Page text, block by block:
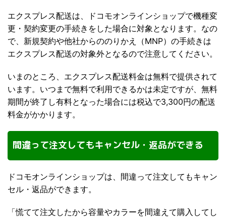
エクスプレス配送は、ドコモオンラインショップで機種変
更・契約変更の手続きをした場合に対象となります。なの
で、新規契約や他社からののりかえ（MNP）の手続きは
エクスプレス配送の対象外となるので注意してください。
いまのところ、エクスプレス配送料金は無料で提供されて
います。いつまで無料で利用できるかは未定ですが、無料
期間が終了し有料となった場合には税込で3,300円の配送
料金がかかります。
間違って注文してもキャンセル・返品ができる
ドコモオンラインショップは、間違って注文してもキャン
セル・返品ができます。
「慌てて注文したから容量やカラーを間違えて購入してし